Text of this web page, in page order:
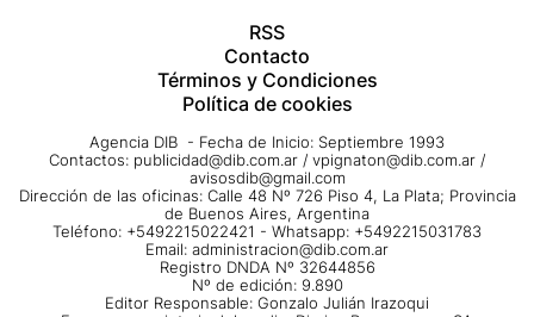
RSS
Contacto
Términos y Condiciones
Política de cookies
Agencia DIB - Fecha de Inicio: Septiembre 1993
Contactos: publicidad@dib.com.ar / vpignaton@dib.com.ar /
avisosdib@gmail.com
Dirección de las oficinas: Calle 48 Nº 726 Piso 4, La Plata; Provincia
de Buenos Aires, Argentina
Teléfono: +5492215022421 - Whatsapp: +5492215031783
Email: administracion@dib.com.ar
Registro DNDA Nº 32644856
Nº de edición: 9.890
Editor Responsable: Gonzalo Julián Irazoqui